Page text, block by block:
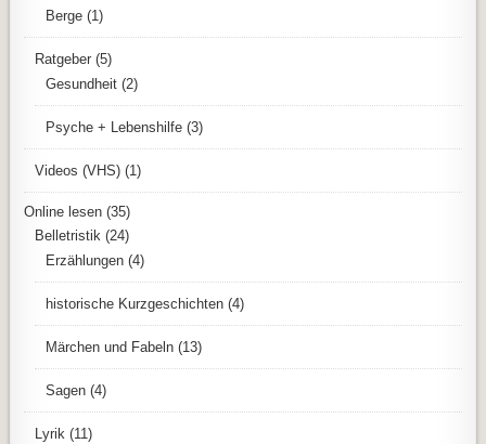
Berge (1)
Ratgeber (5)
Gesundheit (2)
Psyche + Lebenshilfe (3)
Videos (VHS) (1)
Online lesen (35)
Belletristik (24)
Erzählungen (4)
historische Kurzgeschichten (4)
Märchen und Fabeln (13)
Sagen (4)
Lyrik (11)